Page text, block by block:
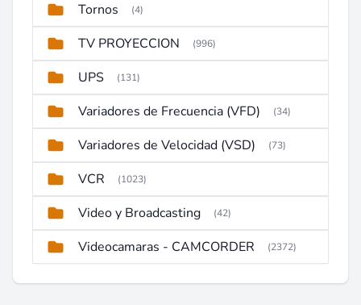
Tornos (4)
TV PROYECCION (996)
UPS (131)
Variadores de Frecuencia (VFD) (34)
Variadores de Velocidad (VSD) (73)
VCR (1023)
Video y Broadcasting (42)
Videocamaras - CAMCORDER (2372)